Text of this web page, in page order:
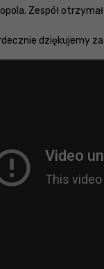
Zespół
dziękujemy